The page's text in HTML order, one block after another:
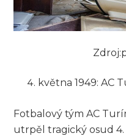
května 1949: AC
Fotbalový tým AC
utrpěl tragický osud 4.